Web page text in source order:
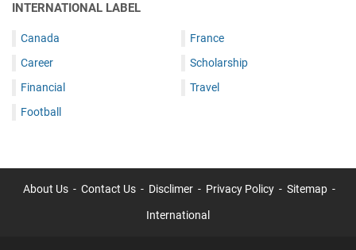
INTERNATIONAL LABEL
Canada
Career
Financial
Football
France
Scholarship
Travel
About Us Contact Us Disclimer Privacy Policy Sitemap
International